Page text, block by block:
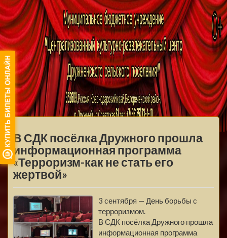
МБУ ЦКРЦ
ДРУЖНЕНСКОГО
СЕЛЬСКОГО
ПОСЕЛЕНИЯ
МЕНЮ
В СДК посёлка Дружного прошла
информационная программа
«Терроризм-как не стать его
жертвой»
3 сентября — День борьбы с
терроризмом.
В СДК посёлка Дружного прошла
информационная программа